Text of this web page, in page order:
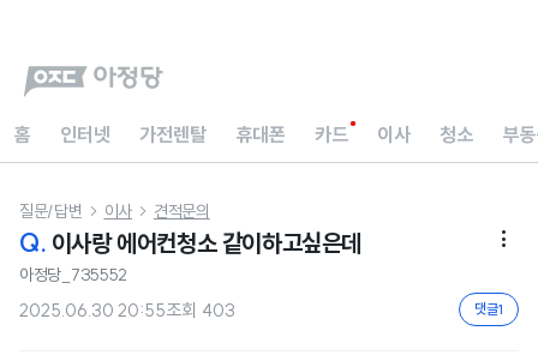
홈 인터넷 가전렌탈 휴대폰 카드 이사 청소 부
질문/답변  이사  견적문의
Q. 이사랑 에어컨청소 같이하고싶은데 
아정당_735552
2025.06.30 20:55조회 403 댓글1